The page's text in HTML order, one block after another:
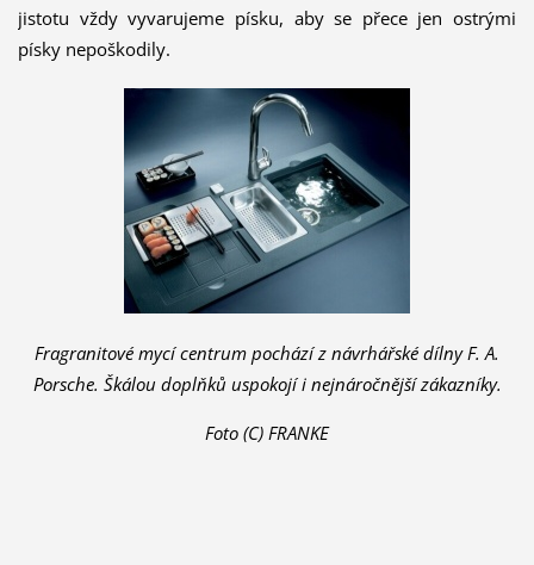
jistotu vždy vyvarujeme písku, aby se přece jen ostrými
písky nepoškodily.
Fragranitové mycí centrum pochází z návrhářské dílny F. A.
Porsche. Škálou doplňků uspokojí i nejnáročnější zákazníky.
Foto (C) FRANKE